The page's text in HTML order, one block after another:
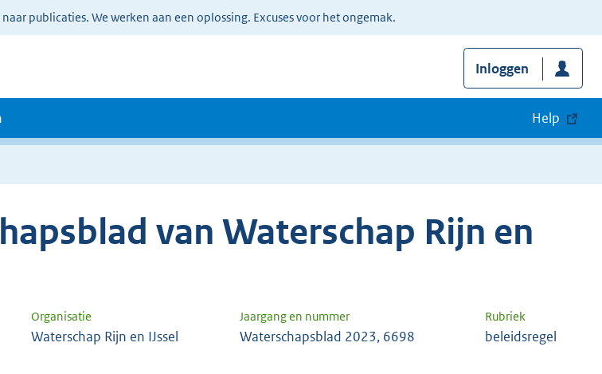
publicaties. We werken aan een oplossing. Excuses voor het ongemak.
Inloggen
Help
van Waterschap Rijn en
Organisatie Jaargang en nummer Rubriek
Waterschap Rijn en IJssel Waterschapsblad 2023, 6698 beleidsregel